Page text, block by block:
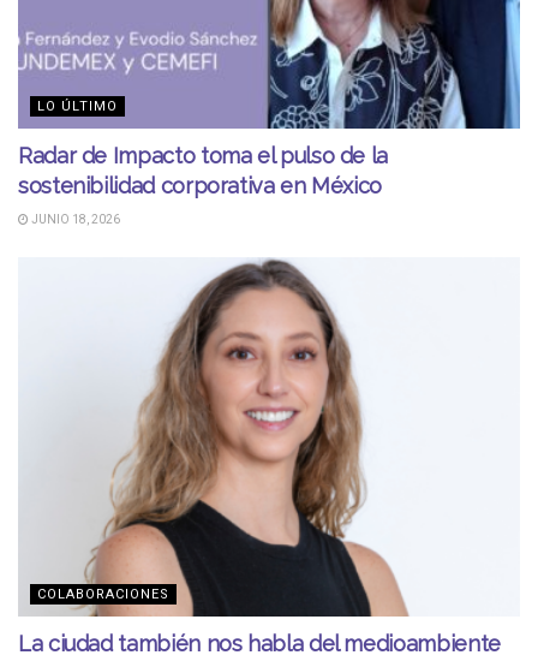
LO ÚLTIMO
Radar de Impacto toma el pulso de la
sostenibilidad corporativa en México
JUNIO 18, 2026
COLABORACIONES
La ciudad también nos habla del medioambiente